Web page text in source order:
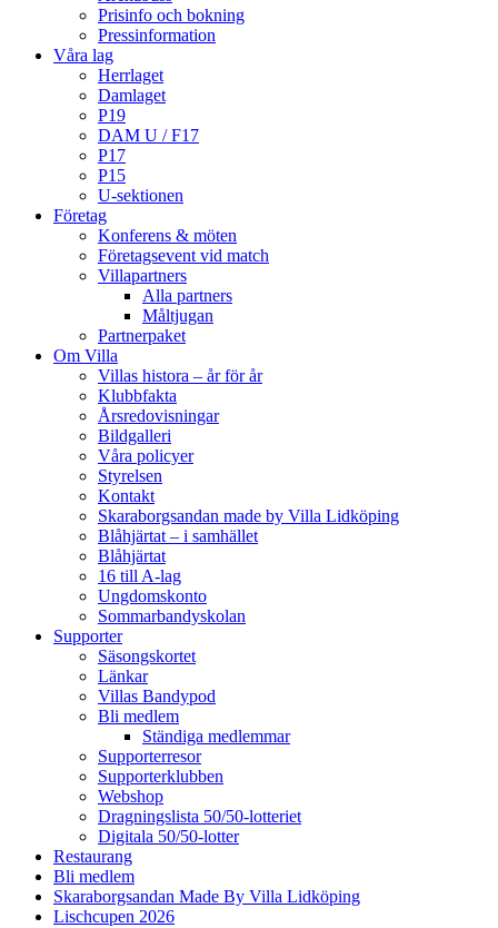
Prisinfo och bokning
Pressinformation
Våra lag
Herrlaget
Damlaget
P19
DAM U / F17
P17
P15
U-sektionen
Företag
Konferens & möten
Företagsevent vid match
Villapartners
Alla partners
Måltjugan
Partnerpaket
Om Villa
Villas histora – år för år
Klubbfakta
Årsredovisningar
Bildgalleri
Våra policyer
Styrelsen
Kontakt
Skaraborgsandan made by Villa Lidköping
Blåhjärtat – i samhället
Blåhjärtat
16 till A-lag
Ungdomskonto
Sommarbandyskolan
Supporter
Säsongskortet
Länkar
Villas Bandypod
Bli medlem
Ständiga medlemmar
Supporterresor
Supporterklubben
Webshop
Dragningslista 50/50-lotteriet
Digitala 50/50-lotter
Restaurang
Bli medlem
Skaraborgsandan Made By Villa Lidköping
Lischcupen 2026